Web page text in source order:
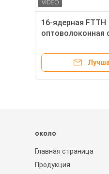
16-ядерная FTTH
оптоволоконная
Splitter
около
Главная страница
Продукция